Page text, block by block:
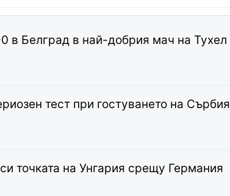
в Белград в най-добрия мач на Тухел
тест при гостуването на Сърбия
точката на Унгария срещу Германия